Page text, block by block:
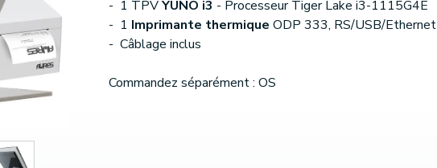
- 1 TPVYUNO i3 - Processeur Tiger Lake i3-1115G4E
- 1 Imprimante thermique ODP 333, RS/USB/Ethernet
- Câblage inclus
Commandez séparément : OS